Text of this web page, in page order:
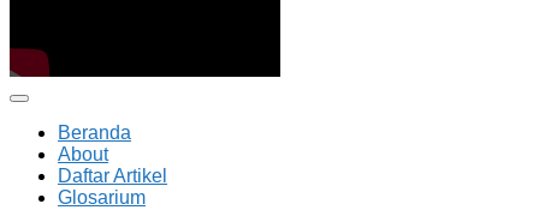
Beranda
About
Daftar Artikel
Glosarium